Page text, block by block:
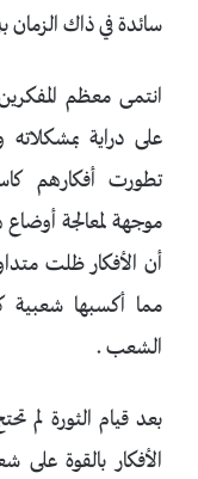
سائدة في ذاك الزمان
انتمى معظم
على دراية
تطورت أفكارهم
موجهة لمعالجة
أن الأفكار ظلت
مما أكسبها شعبية
الشعب .
بعد قيام الثورة لم
الأفكار بالقوة